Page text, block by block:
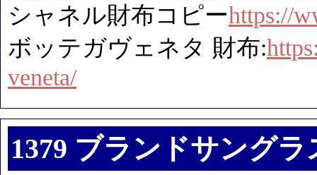
シャネル財布コピーhttps://
ボッテガヴェネタ 財布:
veneta/
1379 ブランドサングラ